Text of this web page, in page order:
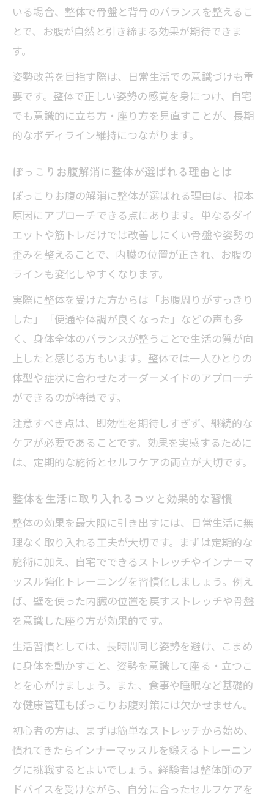
下腹ポッコリ対策に適した整体アプローチ法
整体がすすめる下腹ぽっこり解消アプロ
骨盤矯正と整体で下腹ぽっこりを改善す
る理由
整体を活用した下腹への効率的なストレ
ッチ法
下腹ぽっこりの内臓下垂を整体で見分け
る方法
整体で実践する下腹引き締めトレーニン
グ例
いる場合、整体で骨盤と背骨のバランスを整えるこ
とで、お腹が自然と引き締まる効果が期待できま
す。
姿勢改善を目指す際は、日常生活での意識づけも重
要です。整体で正しい姿勢の感覚を身につけ、自宅
でも意識的に立ち方・座り方を見直すことが、長期
的なボディライン維持につながります。
ぽっこりお腹解消に整体が選ばれる理由とは
ぽっこりお腹の解消に整体が選ばれる理由は、根本
原因にアプローチできる点にあります。単なるダイ
エットや筋トレだけでは改善しにくい骨盤や姿勢の
歪みを整えることで、内臓の位置が正され、お腹の
ラインも変化しやすくなります。
実際に整体を受けた方からは「お腹周りがすっきり
した」「便通や体調が良くなった」などの声も多
く、身体全体のバランスが整うことで生活の質が向
上したと感じる方もいます。整体では一人ひとりの
体型や症状に合わせたオーダーメイドのアプローチ
ができるのが特徴です。
注意すべき点は、即効性を期待しすぎず、継続的な
ケアが必要であることです。効果を実感するために
は、定期的な施術とセルフケアの両立が大切です。
整体を生活に取り入れるコツと効果的な習慣
整体の効果を最大限に引き出すには、日常生活に無
理なく取り入れる工夫が大切です。まずは定期的な
施術に加え、自宅でできるストレッチやインナーマ
ッスル強化トレーニングを習慣化しましょう。例え
ば、壁を使った内臓の位置を戻すストレッチや骨盤
を意識した座り方が効果的です。
生活習慣としては、長時間同じ姿勢を避け、こまめ
に身体を動かすこと、姿勢を意識して座る・立つこ
とを心がけましょう。また、食事や睡眠など基礎的
な健康管理もぽっこりお腹対策には欠かせません。
初心者の方は、まずは簡単なストレッチから始め、
慣れてきたらインナーマッスルを鍛えるトレーニン
グに挑戦するとよいでしょう。経験者は整体師のア
ドバイスを受けながら、自分に合ったセルフケアを